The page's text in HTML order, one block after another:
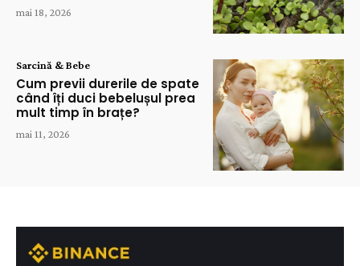
mai 18, 2026
Sarcină & Bebe
Cum previi durerile de spate
când îți duci bebelușul prea
mult timp în brațe?
mai 11, 2026